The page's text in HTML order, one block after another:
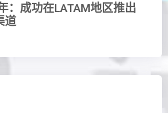
：成功在LATAM地区推出
道